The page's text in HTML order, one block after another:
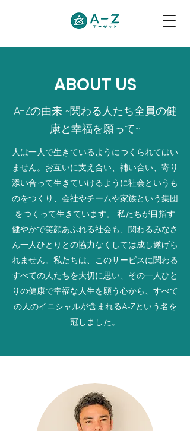
ABOUT US
A-Zの由来 ~関わる人たち全員の健
康と幸福を願って~
人は一人で生きているようにつくられてはい
ません。お互いに支え合い、補い合い、寄り
添い合って生きていけるように社会というも
のをつくり、会社やチームや家族という集団
をつくって生きています。 私たちが目指す
健やかで笑顔あふれる社会も、関わるみなさ
ん一人ひとりとの協力なくしては成し遂げら
れません。私たちは、このサービスに関わる
すべての人たちを大切に思い、その一人ひと
りの健康で幸福な人生を願う心から、すべて
の人のイニシャルが含まれるA-Zという名を
冠しました。